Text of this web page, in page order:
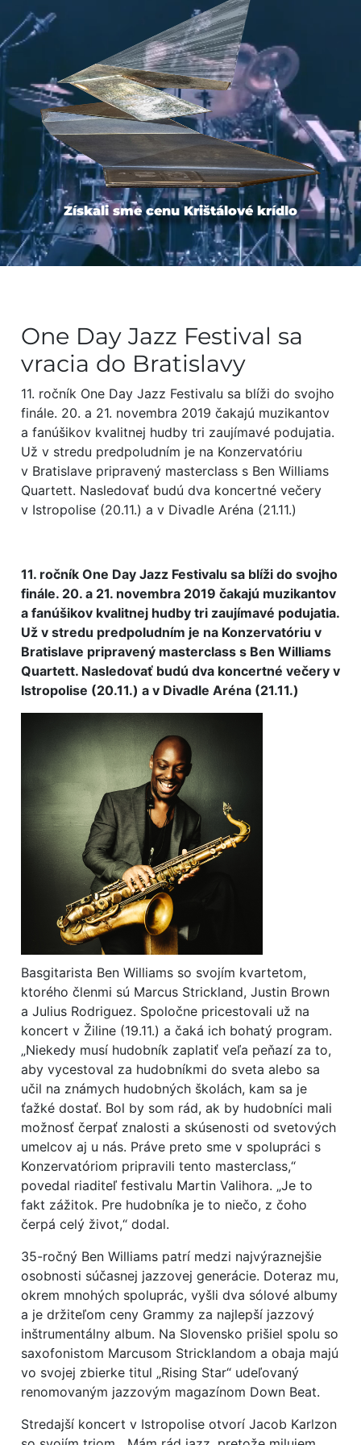
Získali sme cenu Krištálové krídlo
One Day Jazz Festival sa
vracia do Bratislavy
11. ročník One Day Jazz Festivalu sa blíži do svojho
finále. 20. a 21. novembra 2019 čakajú muzikantov
a fanúšikov kvalitnej hudby tri zaujímavé podujatia.
Už v stredu predpoludním je na Konzervatóriu
v Bratislave pripravený masterclass s Ben Williams
Quartett. Nasledovať budú dva koncertné večery
v Istropolise (20.11.) a v Divadle Aréna (21.11.)
11. ročník One Day Jazz Festivalu sa blíži do svojho
finále. 20. a 21. novembra 2019 čakajú muzikantov
a fanúšikov kvalitnej hudby tri zaujímavé podujatia.
Už v stredu predpoludním je na Konzervatóriu v
Bratislave pripravený masterclass s Ben Williams
Quartett. Nasledovať budú dva koncertné večery v
Istropolise (20.11.) a v Divadle Aréna (21.11.)
Basgitarista Ben Williams so svojím kvartetom,
ktorého členmi sú Marcus Strickland, Justin Brown
a Julius Rodriguez. Spoločne pricestovali už na
koncert v Žiline (19.11.) a čaká ich bohatý program.
„Niekedy musí hudobník zaplatiť veľa peňazí za to,
aby vycestoval za hudobníkmi do sveta alebo sa
učil na známych hudobných školách, kam sa je
ťažké dostať. Bol by som rád, ak by hudobníci mali
možnosť čerpať znalosti a skúsenosti od svetových
umelcov aj u nás. Práve preto sme v spolupráci s
Konzervatóriom pripravili tento masterclass,“
povedal riaditeľ festivalu Martin Valihora. „Je to
fakt zážitok. Pre hudobníka je to niečo, z čoho
čerpá celý život,“ dodal.
35-ročný Ben Williams patrí medzi najvýraznejšie
osobnosti súčasnej jazzovej generácie. Doteraz mu,
okrem mnohých spoluprác, vyšli dva sólové albumy
a je držiteľom ceny Grammy za najlepší jazzový
inštrumentálny album. Na Slovensko prišiel spolu so
saxofonistom Marcusom Stricklandom a obaja majú
vo svojej zbierke titul „Rising Star“ udeľovaný
renomovaným jazzovým magazínom Down Beat.
Stredajší koncert v Istropolise otvorí Jacob Karlzon